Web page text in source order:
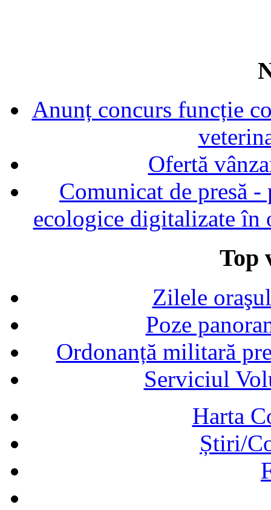
Anunț concurs funcție
Ofertă
Comunicat de presă
ecologice digitalizate în
Top
Zilele
Poze
Ordonanță militară
Serviciul
Harta
Știri/